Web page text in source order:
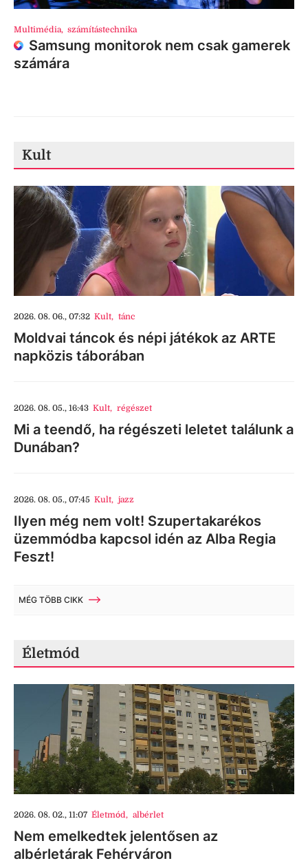
Multimédia, számítástechnika
Samsung monitorok nem csak gamerek
számára
Kult
2026. 08. 06., 07:32 Kult, tánc
Moldvai táncok és népi játékok az ARTE
napközis táborában
2026. 08. 05., 16:43 Kult, régészet
Mi a teendő, ha régészeti leletet találunk a
Dunában?
2026. 08. 05., 07:45 Kult, jazz
Ilyen még nem volt! Szupertakarékos
üzemmódba kapcsol idén az Alba Regia
Feszt!
MÉG TÖBB CIKK
Életmód
2026. 08. 02., 11:07 Életmód, albérlet
Nem emelkedtek jelentősen az
albérletárak Fehérváron